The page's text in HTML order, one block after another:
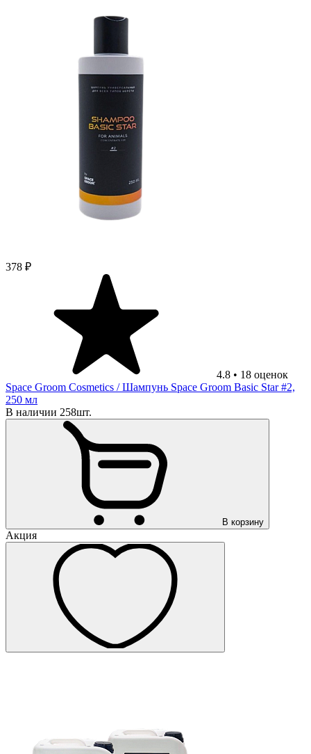
378 ₽
4.8 • 18 оценок
Space Groom Cosmetics / Шампунь Space Groom Basic Star #2,
250 мл
В наличии 258шт.
В корзину
Акция